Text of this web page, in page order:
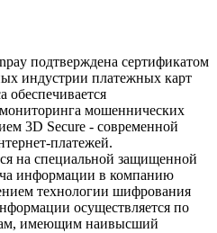
подтверждена сертификатом
индустрии платежных карт
обеспечивается
мошеннических
3D Secure - современной
платежей.
на специальной защищенной
информации в компанию
технологии шифрования
осуществляется по
имеющим наивысший